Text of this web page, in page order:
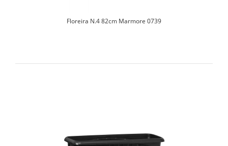
Floreira N.4 82cm Marmore 0739